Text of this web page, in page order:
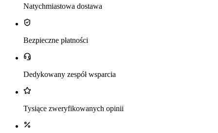
Natychmiastowa dostawa
Bezpieczne płatności
Dedykowany zespół wsparcia
Tysiące zweryfikowanych opinii